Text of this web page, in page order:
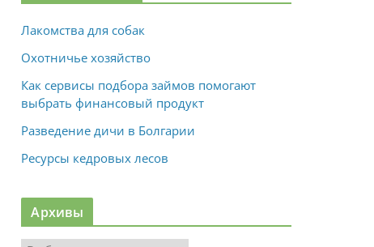
Лакомства для собак
Охотничье хозяйство
Как сервисы подбора займов помогают
выбрать финансовый продукт
Разведение дичи в Болгарии
Ресурсы кедровых лесов
Архивы